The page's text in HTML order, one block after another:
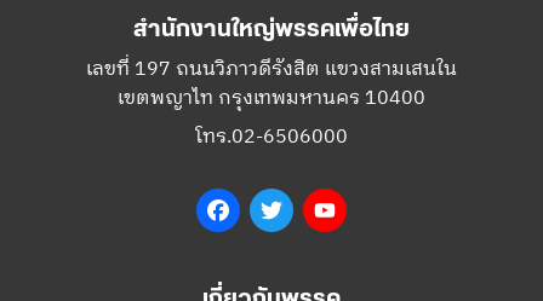
สำนักงานใหญ่พรรคเพื่อไทย
เลขที่ 197 ถนนวิภาวดีรังสิต แขวงสามเสนใน
เขตพญาไท กรุงเทพมหานคร 10400
โทร.02-6506000
FacebookTwitter